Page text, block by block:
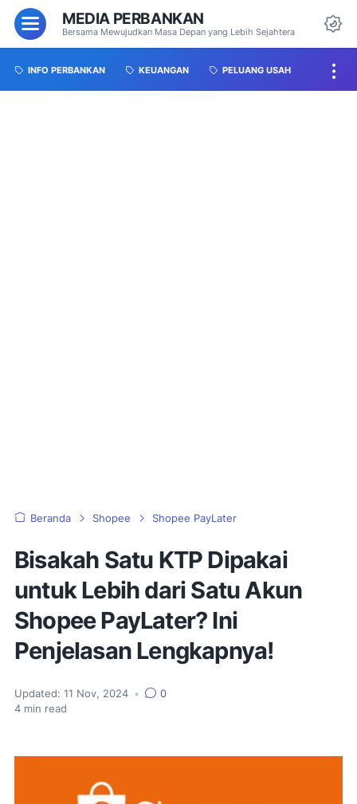
MEDIA PERBANKAN
Bersama Mewujudkan Masa Depan yang Lebih Sejahtera
INFO PERBANKAN KEUANGAN PELUANG USAH
Beranda Shopee Shopee PayLater
Bisakah Satu KTP Dipakai
untuk Lebih dari Satu Akun
Shopee PayLater? Ini
Penjelasan Lengkapnya!
Updated: 11 Nov, 2024 •
0
4 min read